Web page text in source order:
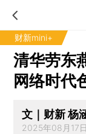
财新mini+
清华劳东
网络时代
文｜财新 杨
2025年08月17